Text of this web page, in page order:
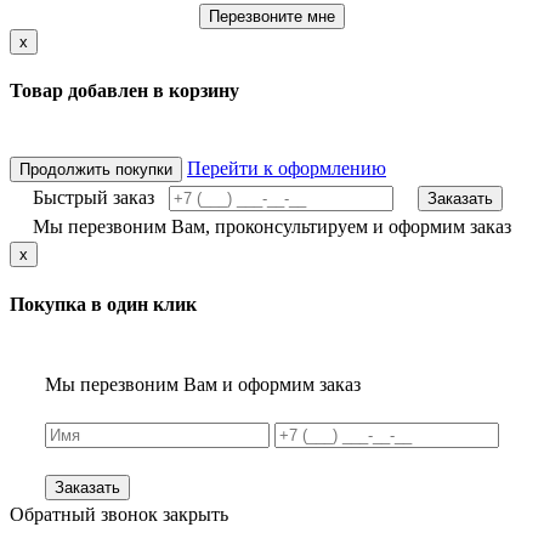
Перезвоните мне
x
Товар добавлен в корзину
Продолжить покупки
Перейти к оформлению
Быстрый заказ
Заказать
Мы перезвоним Вам, проконсультируем и оформим заказ
x
Покупка в один клик
Мы перезвоним Вам и оформим заказ
Заказать
Обратный звонок закрыть